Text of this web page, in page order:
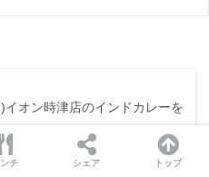
イオン時津店のインドカレーを
チ シェア トップ